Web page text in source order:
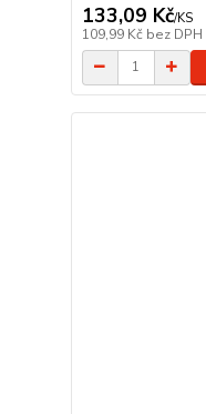
133,09 Kč/KS
109,99 Kč bez DPH